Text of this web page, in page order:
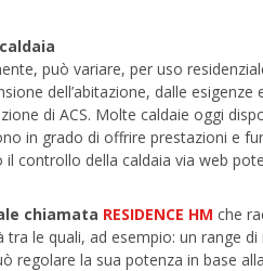
può variare, per uso
dell’abitazione, dalle esigenze
di ACS. Molte caldaie oggi
in grado di offrire prestazioni e
controllo della caldaia via web
chiamata RESIDENCE HM che
le quali, ad esempio: un range
regolare la sua potenza in base